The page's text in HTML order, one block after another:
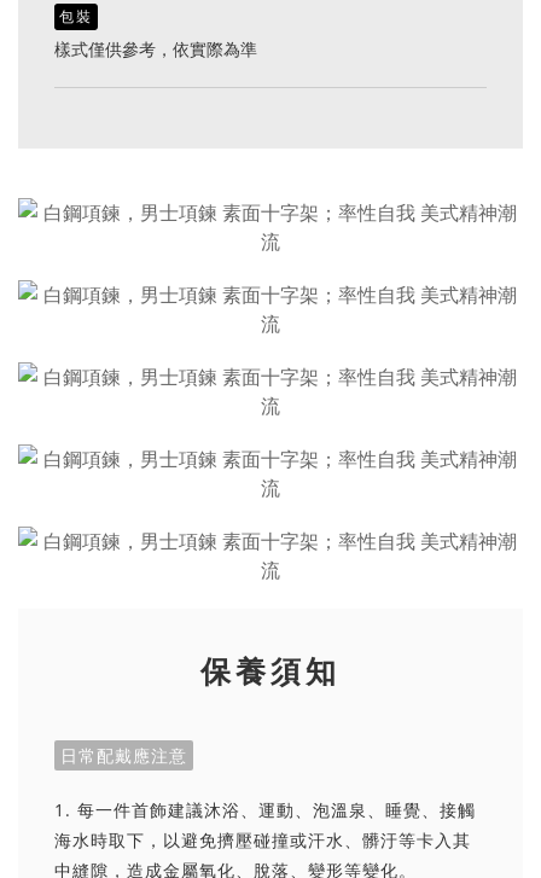
包裝
樣式僅供參考，依實際為準
保養須知
日常配戴應注意
1. 每一件首飾建議沐浴、運動、泡溫泉、睡覺、接觸
海水時取下，以避免擠壓碰撞或汗水、髒汙等卡入其
中縫隙，造成金屬氧化、脫落、變形等變化。